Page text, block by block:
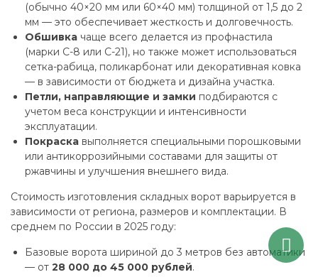
(обычно 40×20 мм или 60×40 мм) толщиной от 1,5 до 2
мм — это обеспечивает жесткость и долговечность.
Обшивка чаще всего делается из профнастила
(марки С-8 или С-21), но также может использоваться
сетка-рабица, поликарбонат или декоративная ковка
— в зависимости от бюджета и дизайна участка.
Петли, направляющие и замки подбираются с
учетом веса конструкции и интенсивности
эксплуатации.
Покраска выполняется специальными порошковыми
или антикоррозийными составами для защиты от
ржавчины и улучшения внешнего вида.
Стоимость изготовления складных ворот варьируется в
зависимости от региона, размеров и комплектации. В
среднем по России в 2025 году:
Базовые ворота шириной до 3 метров без автоматики
— от 28 000 до 45 000 рублей.